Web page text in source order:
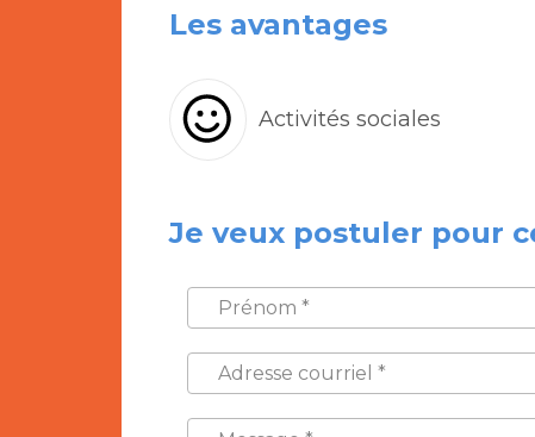
Les avantages
Activités sociales
Je veux postuler pour
PRÉNOM
ADRESSE
COURRIEL
*
MESSAGE